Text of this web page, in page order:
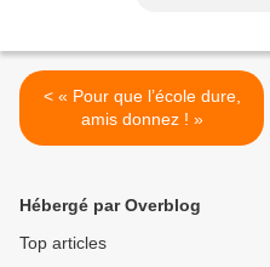
< « Pour que l’école dure,
amis donnez ! »
Hébergé par Overblog
Top articles